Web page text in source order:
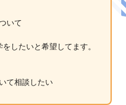
いて
したいと希望してます。
て相談したい